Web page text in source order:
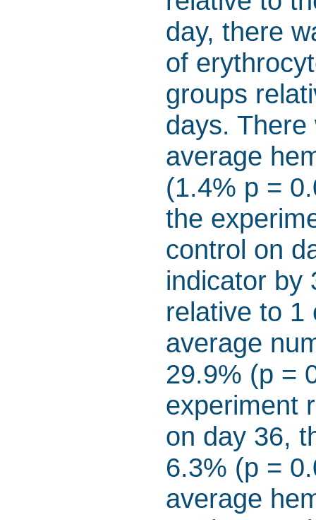
day, there
of
groups
days.
average
(1.4% p =
the
control on
indicator by
relative to 1
average
29.9% (p =
experiment
on day 36,
6.3% (p =
average